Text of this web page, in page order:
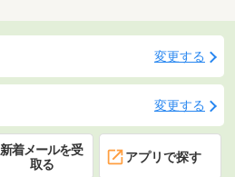
変更する
変更する
新着メールを受
取る
アプリで探す